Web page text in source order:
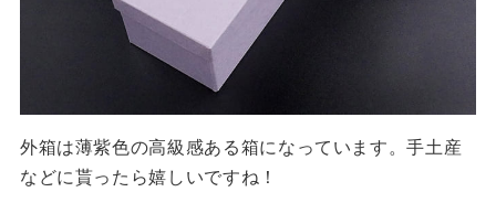
外箱は薄紫色の高級感ある箱になっています。手土産
などに貰ったら嬉しいですね！